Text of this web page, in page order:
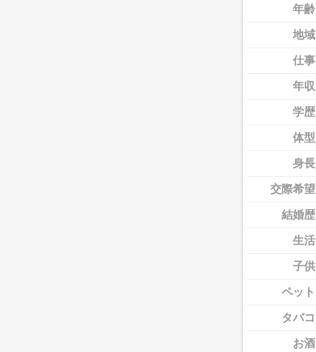
年齢
地域
仕事
年収
学歴
体型
身長
交際希望
結婚歴
生活
子供
ペット
タバコ
お酒